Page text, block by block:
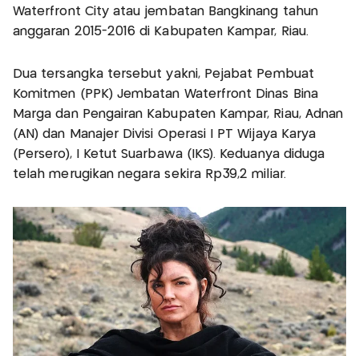
Waterfront City atau jembatan Bangkinang tahun
anggaran 2015-2016 di Kabupaten Kampar, Riau.
Dua tersangka tersebut yakni, Pejabat Pembuat
Komitmen (PPK) Jembatan Waterfront Dinas Bina
Marga dan Pengairan Kabupaten Kampar, Riau, Adnan
(AN) dan Manajer Divisi Operasi I PT Wijaya Karya
(Persero), I Ketut Suarbawa (IKS).‎ Keduanya diduga
telah merugikan negara sekira Rp39,2 miliar.